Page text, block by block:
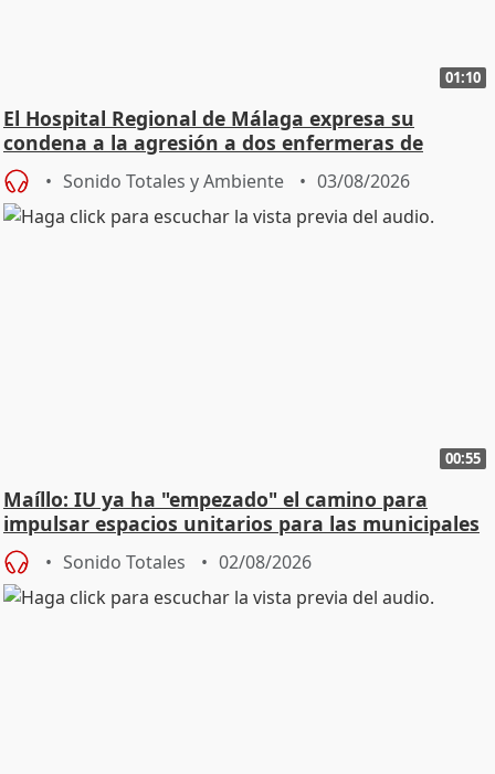
01:10
El Hospital Regional de Málaga expresa su
condena a la agresión a dos enfermeras de
Urgencias
Sonido Totales y Ambiente 03/08/2026
00:55
Maíllo: IU ya ha "empezado" el camino para
impulsar espacios unitarios para las municipales
Sonido Totales 02/08/2026